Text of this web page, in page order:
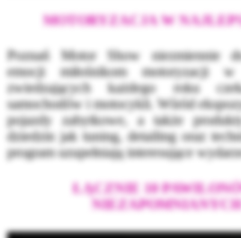
MOTORYZACJA W
Poznań Motor Show niezmiennie
emocji miłośnikom motoryzacji
zwiedzających każdego roku
samochodów i motocykli. Wśród
pojazdy zabytkowe, a także
dziedzin jak tuning, detailing oraz
program uzupełniają interesujące
ŁĄCZNIE 10